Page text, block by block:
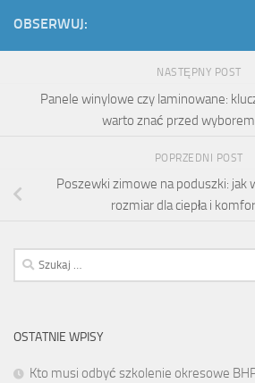
OBSERWUJ:
NASTĘPNY POST
Panele winylowe czy laminowane:
warto znać przed wyborem
POPRZEDNI POST
Poszewki zimowe na poduszki: jak
rozmiar dla ciepła i
Szukaj:
OSTATNIE WPISY
Kto musi odbyć szkolenie okresowe